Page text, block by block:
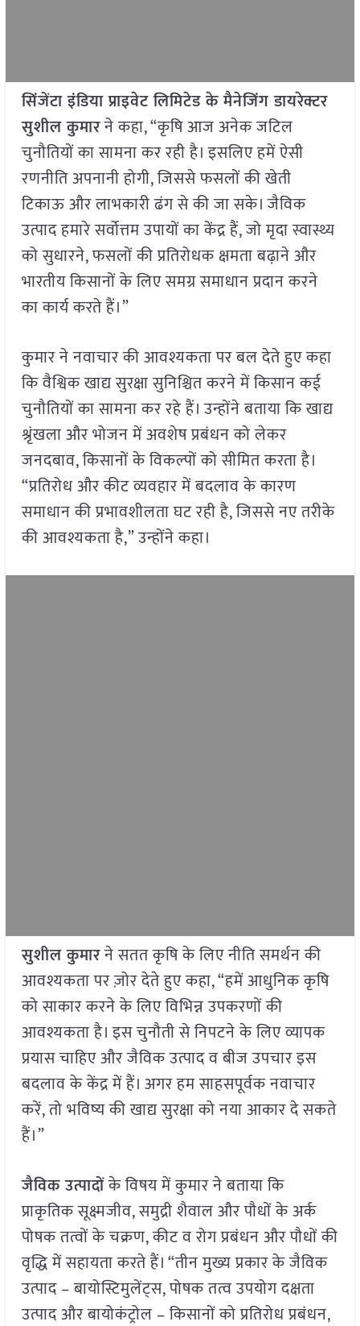
सिंजेंटा इंडिया प्राइवेट लिमिटेड के मैनेजिंग डायरेक्टर
सुशील कुमारने कहा, “कृषि आज अनेक जटिल
चुनौतियों का सामना कर रही है। इसलिए हमें ऐसी
रणनीति अपनानी होगी, जिससे फसलों की खेती
टिकाऊ और लाभकारी ढंग से की जा सके। जैविक
उत्पाद हमारे सर्वोत्तम उपायों का केंद्र हैं, जो मृदा स्वास्थ्य
को सुधारने, फसलों की प्रतिरोधक क्षमता बढ़ाने और
भारतीय किसानों के लिए समग्र समाधान प्रदान करने
का कार्य करते हैं।”
कुमार ने नवाचार की आवश्यकता पर बल देते हुए कहा
कि वैश्विक खाद्य सुरक्षा सुनिश्चित करने में किसान कई
चुनौतियों का सामना कर रहे हैं। उन्होंने बताया कि खाद्य
श्रृंखला और भोजन में अवशेष प्रबंधन को लेकर
जनदबाव, किसानों के विकल्पों को सीमित करता है।
“प्रतिरोध और कीट व्यवहार में बदलाव के कारण
समाधान की प्रभावशीलता घट रही है, जिससे नए तरीके
की आवश्यकता है,” उन्होंने कहा।
सुशील कुमारने सतत कृषि के लिए नीति समर्थन की
आवश्यकता पर ज़ोर देते हुए कहा, “हमें आधुनिक कृषि
को साकार करने के लिए विभिन्न उपकरणों की
आवश्यकता है। इस चुनौती से निपटने के लिए व्यापक
प्रयास चाहिए और जैविक उत्पाद व बीज उपचार इस
बदलाव के केंद्र में हैं। अगर हम साहसपूर्वक नवाचार
करें, तो भविष्य की खाद्य सुरक्षा को नया आकार दे सकते
हैं।”
जैविक उत्पादोंके विषय में कुमार ने बताया कि
प्राकृतिक सूक्ष्मजीव, समुद्री शैवाल और पौधों के अर्क
पोषक तत्वों के चक्रण, कीट व रोग प्रबंधन और पौधों की
वृद्धि में सहायता करते हैं। “तीन मुख्य प्रकार के जैविक
उत्पाद – बायोस्टिमुलेंट्स, पोषक तत्व उपयोग दक्षता
उत्पाद और बायोकंट्रोल – किसानों को प्रतिरोध प्रबंधन,